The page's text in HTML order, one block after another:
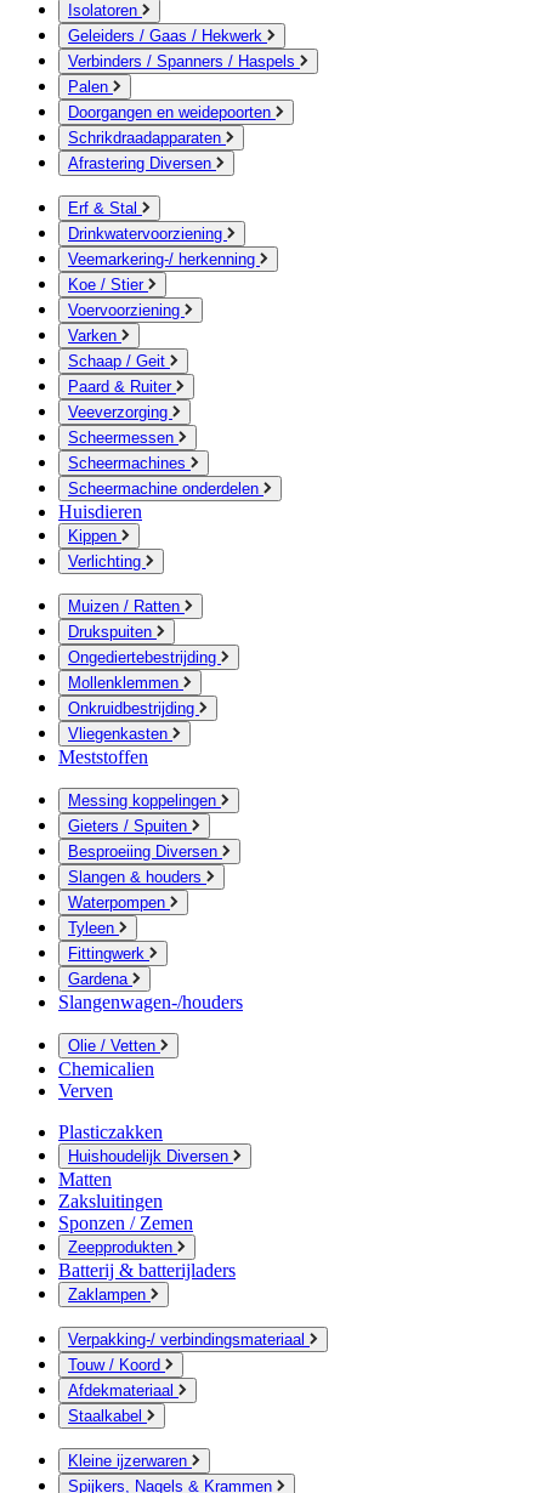
Isolatoren
Geleiders / Gaas / Hekwerk
Verbinders / Spanners / Haspels
Palen
Doorgangen en weidepoorten
Schrikdraadapparaten
Afrastering Diversen
Erf & Stal
Drinkwatervoorziening
Veemarkering-/ herkenning
Koe / Stier
Voervoorziening
Varken
Schaap / Geit
Paard & Ruiter
Veeverzorging
Scheermessen
Scheermachines
Scheermachine onderdelen
Huisdieren
Kippen
Verlichting
Muizen / Ratten
Drukspuiten
Ongediertebestrijding
Mollenklemmen
Onkruidbestrijding
Vliegenkasten
Meststoffen
Messing koppelingen
Gieters / Spuiten
Besproeiing Diversen
Slangen & houders
Waterpompen
Tyleen
Fittingwerk
Gardena
Slangenwagen-/houders
Olie / Vetten
Chemicalien
Verven
Plasticzakken
Huishoudelijk Diversen
Matten
Zaksluitingen
Sponzen / Zemen
Zeepprodukten
Batterij & batterijladers
Zaklampen
Verpakking-/ verbindingsmateriaal
Touw / Koord
Afdekmateriaal
Staalkabel
Kleine ijzerwaren
Spijkers, Nagels & Krammen